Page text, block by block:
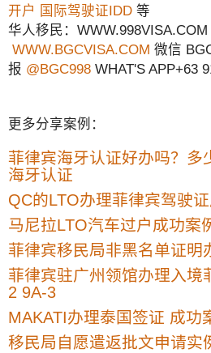
开户
国际驾驶证IDD 等
华人移民：WWW.998VISA.COM
WWW.BGCVISA.COM 微信
报 @BGC998 WHAT'S APP+63
更多分享案例：
菲律宾海牙认证好办吗？多
海牙认证
QC的LTO办理菲律宾驾驶
马尼拉LTO汽车过户成功案
菲律宾移民局非黑名单证明
菲律宾驻广州领馆办理入境
2 9A-3
MAKATI办理泰国签证 成功
移民局自愿遣返批文申请实